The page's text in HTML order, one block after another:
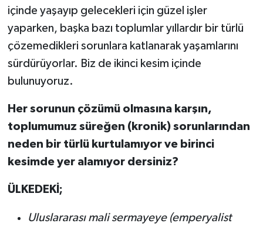
içinde yaşayıp gelecekleri için güzel işler
yaparken, başka bazı toplumlar yıllardır bir türlü
çözemedikleri sorunlara katlanarak yaşamlarını
sürdürüyorlar. Biz de ikinci kesim içinde
bulunuyoruz.
Her sorunun çözümü olmasına karşın,
toplumumuz süreğen (kronik) sorunlarından
neden bir türlü kurtulamıyor ve birinci
kesimde yer alamıyor dersiniz?
ÜLKEDEKİ;
Uluslararası mali sermayeye (emperyalist